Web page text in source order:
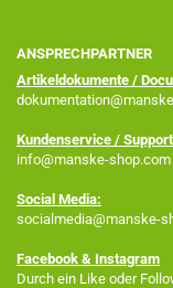
ANSPRECHPARTNER
Artikeldokumente /
Kundenservice /
info@manske-shop.com
Social Media:
socialmedia@manske-
Facebook & Instagram
Durch ein Like oder